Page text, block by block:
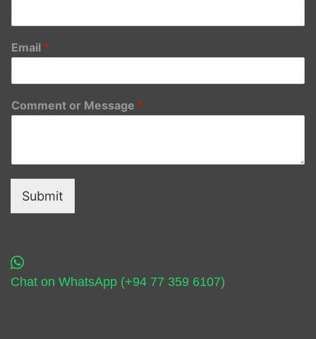
Email *
Comment or Message *
Submit
Chat on WhatsApp (+94 77 359 6107)